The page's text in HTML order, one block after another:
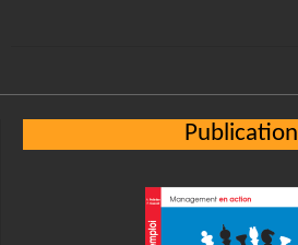
Publication